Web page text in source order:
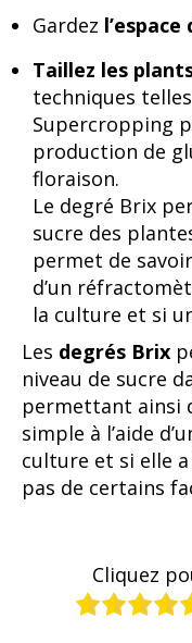
Gardez
Taillez les
techniques telles
Supercropping
production de
floraison.
Le degré Brix
sucre des
permet de
d’un
la culture et si
Les degrés Brix
niveau de sucre
permettant ainsi
simple à l’aide
culture et si elle
pas de certains
Cliquez